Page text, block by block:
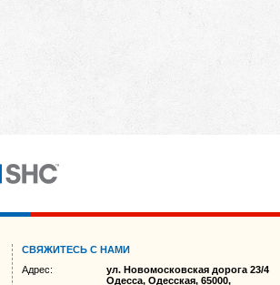
СВЯЖИТЕСЬ С НАМИ
Адрес:
ул. Новомосковская дорога 23/4
Одесса, Одесская, 65000,